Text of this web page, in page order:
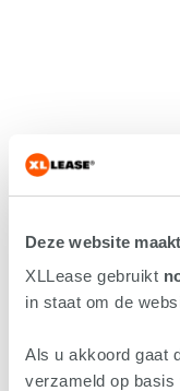
Deze website
XLLease gebruikt
in staat om de
Als u akkoord gaat
verzameld op